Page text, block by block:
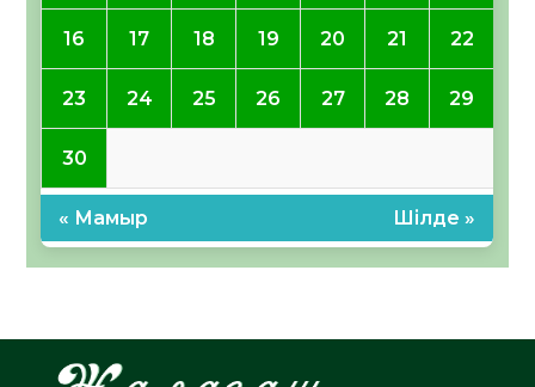
16 17 18 19 20 21 22
23 24 25 26 27 28 29
30
« Мамыр Шілде »